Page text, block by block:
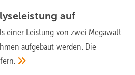
auf
einer Leistung von zwei Megawatt
aufgebaut werden. Die